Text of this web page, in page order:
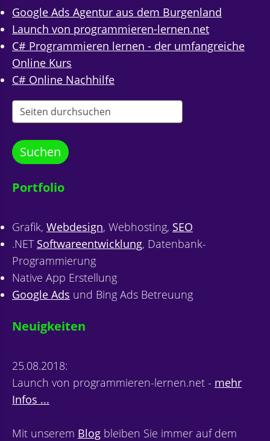
Google Ads Agentur aus dem Burgenland
Launch von programmieren-lernen.net
C# Programmieren lernen - der umfangreiche
Online Kurs
C# Online Nachhilfe
Portfolio
Grafik, Webdesign, Webhosting, SEO
.NET Softwareentwicklung, Datenbank-
Programmierung
Native App Erstellung
Google Ads und Bing Ads Betreuung
Neuigkeiten
25.08.2018:
Launch von programmieren-lernen.net - mehr
Infos ...
Mit unserem Blog bleiben Sie immer auf dem